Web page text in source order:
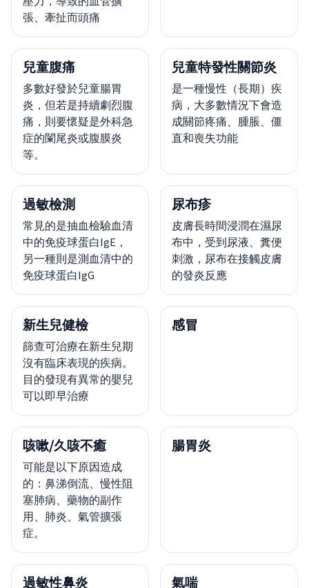
張、牽扯而頭痛
兒童腹痛
多數好發於兒童腸胃
炎，但若是持續劇烈腹
痛，則要懷疑是外科急
症的闌尾炎或腹膜炎
等。
兒童特發性關節炎
是一種慢性（長期）疾
病，大多數情況下會造
成關節疼痛、腫脹、僵
直和喪失功能
過敏檢測
常見的是抽血檢驗血清
中的免疫球蛋白IgE，
另一種則是測血清中的
免疫球蛋白IgG
尿布疹
皮膚長時間浸潤在濕尿
布中，受到尿液、糞便
刺激，尿布在接觸皮膚
的發炎反應
新生兒健檢
篩查可治療在新生兒期
沒有臨床表現的疾病。
目的發現有異常的嬰兒
可以即早治療
感冒
咳嗽/久咳不癒
可能是以下原因造成
的：鼻涕倒流、慢性阻
塞肺病、藥物的副作
用、肺炎、氣管擴張
症。
腸胃炎
過敏性鼻炎 氣喘